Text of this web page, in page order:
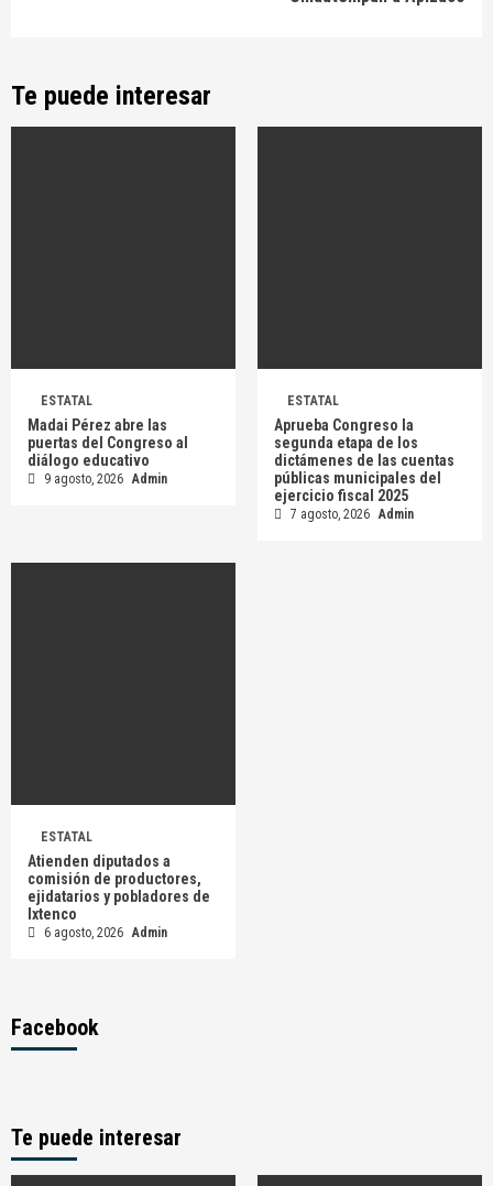
Te puede interesar
ESTATAL
Madai Pérez abre las
puertas del Congreso al
diálogo educativo
9 agosto, 2026 Admin
ESTATAL
Aprueba Congreso la
segunda etapa de los
dictámenes de las cuentas
públicas municipales del
ejercicio fiscal 2025
7 agosto, 2026 Admin
ESTATAL
Atienden diputados a
comisión de productores,
ejidatarios y pobladores de
Ixtenco
6 agosto, 2026 Admin
Facebook
Te puede interesar